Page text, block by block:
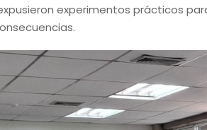
experimentos prácticos